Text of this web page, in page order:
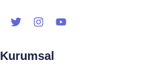
Kurumsal